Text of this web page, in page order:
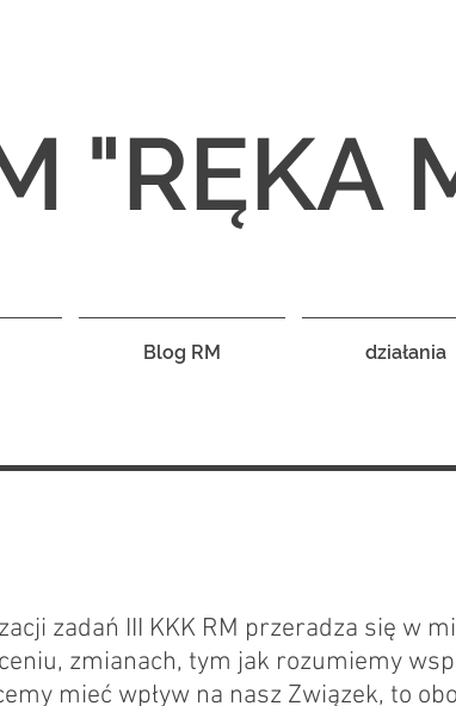
"RĘKA
Blog RM działania
zadań III KKK RM przeradza się w
zmianach, tym jak rozumiemy
mieć wpływ na nasz Związek, to